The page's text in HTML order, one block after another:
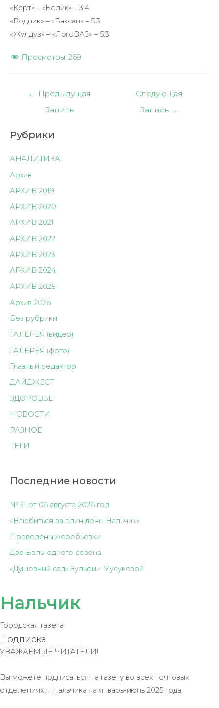
«Керт» – «Бедик» – 3:4
«Родник» – «Баксан» – 5:3
«Жулдуз» – «ЛогоВАЗ» – 5:3
Просмотры: 269
Навигация
← Предыдущая
Запись
Следующая
Запись →
Рубрики
АНАЛИТИКА
Архив
АРХИВ 2019
АРХИВ 2020
АРХИВ 2021
АРХИВ 2022
АРХИВ 2023
АРХИВ 2024
АРХИВ 2025
Архив 2026
Без рубрики
ГАЛЕРЕЯ (видео)
ГАЛЕРЕЯ (фото)
Главный редактор
ДАЙДЖЕСТ
ЗДОРОВЬЕ
НОВОСТИ
РАЗНОЕ
ТЕГИ
Последние новости
№ 31 от 06 августа 2026 год
«Влюбиться за один день: Нальчик»
Проведены жеребьёвки
Две Бэлы одного сезона
«Душевный сад» Зульфии Мусуковой
Нальчик
Городская газета
Подписка
УВАЖАЕМЫЕ ЧИТАТЕЛИ!
Вы можете подписаться на газету во всех почтовых
отделениях г. Нальчика на январь-июнь 2025 года.